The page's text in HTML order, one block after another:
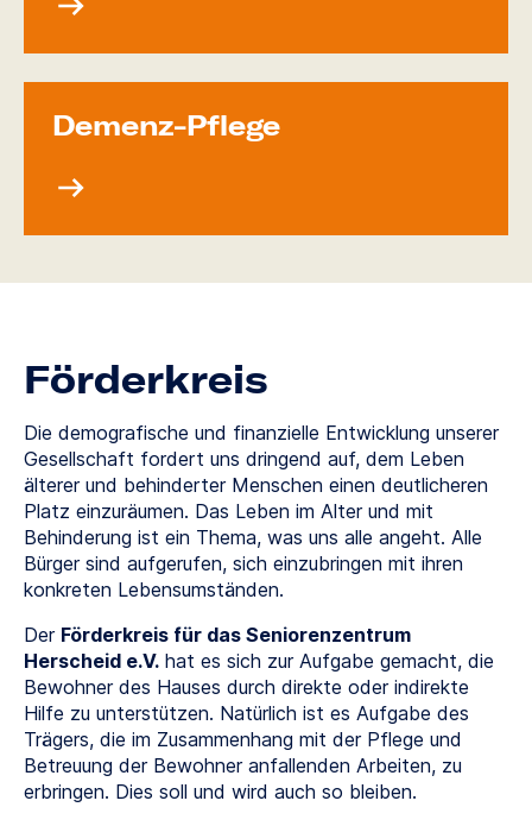
Demenz-Pflege
Förderkreis
Die demografische und finanzielle Entwicklung unserer
Gesellschaft fordert uns dringend auf, dem Leben
älterer und behinderter Menschen einen deutlicheren
Platz einzuräumen. Das Leben im Alter und mit
Behinderung ist ein Thema, was uns alle angeht. Alle
Bürger sind aufgerufen, sich einzubringen mit ihren
konkreten Lebensumständen.
Der Förderkreis für das Seniorenzentrum
Herscheid e.V. hat es sich zur Aufgabe gemacht, die
Bewohner des Hauses durch direkte oder indirekte
Hilfe zu unterstützen. Natürlich ist es Aufgabe des
Trägers, die im Zusammenhang mit der Pflege und
Betreuung der Bewohner anfallenden Arbeiten, zu
erbringen. Dies soll und wird auch so bleiben.